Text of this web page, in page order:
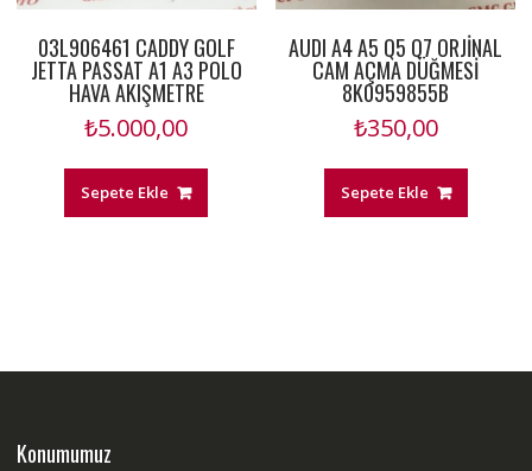
03L906461 CADDY GOLF
JETTA PASSAT A1 A3 POLO
HAVA AKIŞMETRE
₺5.000,00
Sepete Ekle
AUDI A4 A5 Q5 Q7 ORJİNAL
CAM AÇMA DÜĞMESİ
8K0959855B
₺350,00
Sepete Ekle
Konumumuz